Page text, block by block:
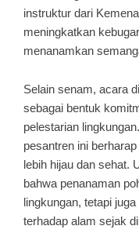
instruktur dari
meningkatkan
menanamkan
Selain senam, acara
sebagai bentuk
pelestarian
pesantren ini
lebih hijau dan sehat.
bahwa penanaman
lingkungan, tetapi
terhadap alam sejak